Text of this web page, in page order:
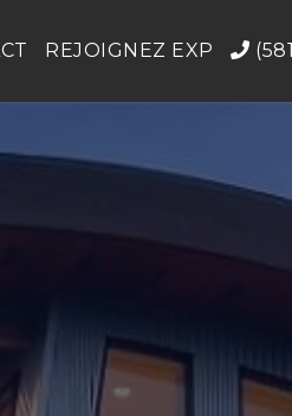
REJOIGNEZ EXP